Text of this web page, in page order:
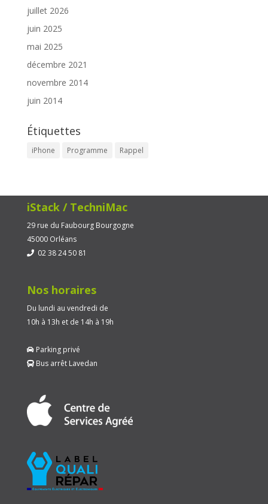
juillet 2026
juin 2025
mai 2025
décembre 2021
novembre 2014
juin 2014
Étiquettes
iPhone Programme Rappel
iStack / TechniMac
29 rue du Faubourg Bourgogne
45000 Orléans
02 38 24 50 81
Nos horaires
Du lundi au vendredi de
10h à 13h et de 14h à 19h
Parking privé
Bus arrêt Lavedan